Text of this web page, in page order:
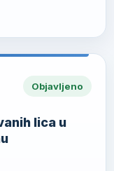
Objavljeno
lica u